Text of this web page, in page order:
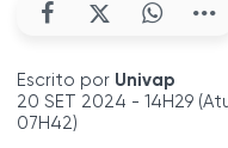
Escrito por Univap
20 SET 2024 - 14H29
07H42)